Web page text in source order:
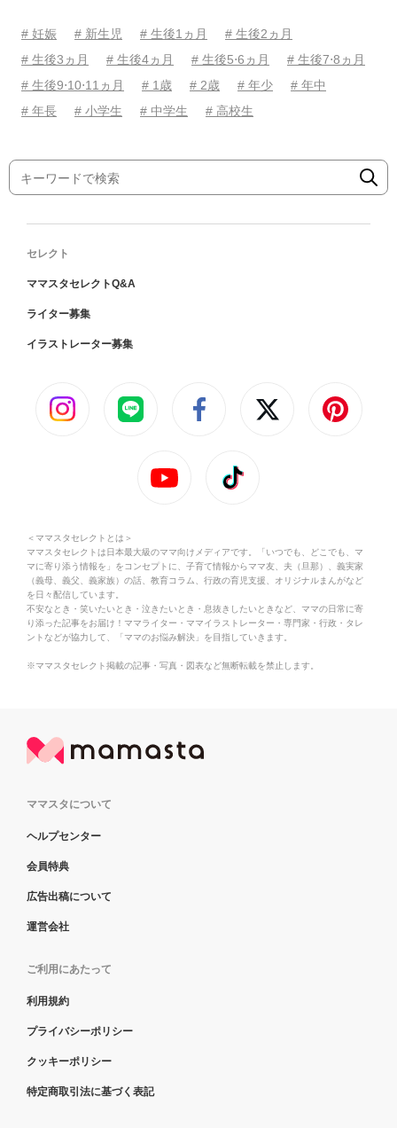
# 妊娠 # 新生児 # 生後1ヵ月
# 生後2ヵ月
# 生後3ヵ月
# 生後4ヵ月 # 生後5⋅6ヵ月
# 生後7⋅8ヵ月
# 生後9⋅10⋅11ヵ月
# 1歳 # 2歳 # 年少
# 年中
# 年長
# 小学生 # 中学生 # 高校生
セレクト
ママスタセレクトQ&A
ライター募集
イラストレーター募集
＜ママスタセレクトとは＞
ママスタセレクトは日本最大級のママ向けメディアです。「いつでも、どこでも、マ
マに寄り添う情報を」をコンセプトに、子育て情報からママ友、夫（旦那）、義実家
（義母、義父、義家族）の話、教育コラム、行政の育児支援、オリジナルまんがなど
を日々配信しています。
不安なとき・笑いたいとき・泣きたいとき・息抜きしたいときなど、ママの日常に寄
り添った記事をお届け！ママライター・ママイラストレーター・専門家・行政・タレ
ントなどが協力して、「ママのお悩み解決」を目指していきます。
※ママスタセレクト掲載の記事・写真・図表など無断転載を禁止します。
ママスタについて
ヘルプセンター
会員特典
広告出稿について
運営会社
ご利用にあたって
利用規約
プライバシーポリシー
クッキーポリシー
特定商取引法に基づく表記